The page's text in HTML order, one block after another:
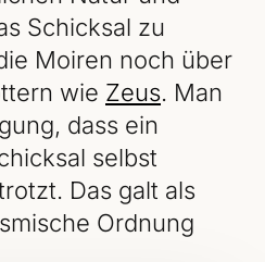
Schicksal zu
Moiren noch über
wie Zeus. Man
dass ein
selbst
Das galt als
Ordnung